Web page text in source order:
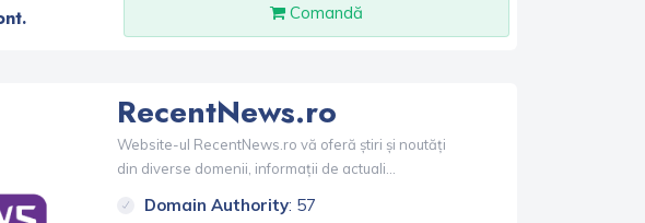
Comandă
RecentNews.ro
Website-ul RecentNews.ro vă oferă știri și noutăți
din diverse domenii, informații de actuali...
Domain Authority: 57